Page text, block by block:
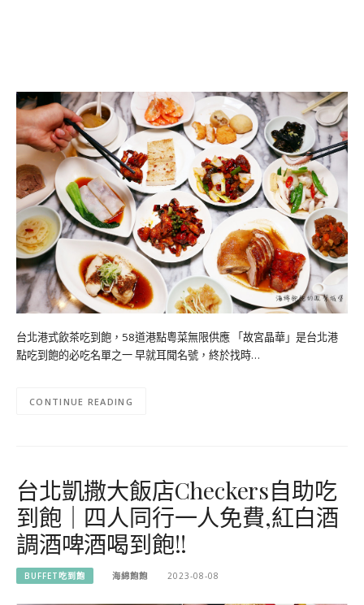
台北港式飲茶吃到飽，58道港點粵菜無限供應 「故宮晶華」是台北港
點吃到飽的必吃名單之一 早就耳聞名號，終於找時…
CONTINUE READING
台北凱撒大飯店Checkers自助吃
到飽｜四人同行一人免費,紅白酒
調酒啤酒喝到飽!!
BUFFET吃到飽 海綿飽飽 2023-08-08